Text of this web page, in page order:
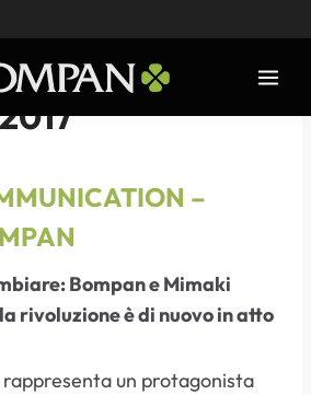
–
Bompan e Mimaki
rivoluzione è di nuovo in atto
rappresenta un protagonista